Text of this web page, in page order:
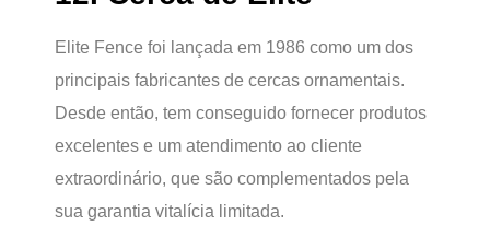
Elite Fence foi lançada em 1986 como um dos
principais fabricantes de cercas ornamentais.
Desde então, tem conseguido fornecer produtos
excelentes e um atendimento ao cliente
extraordinário, que são complementados pela
sua garantia vitalícia limitada.